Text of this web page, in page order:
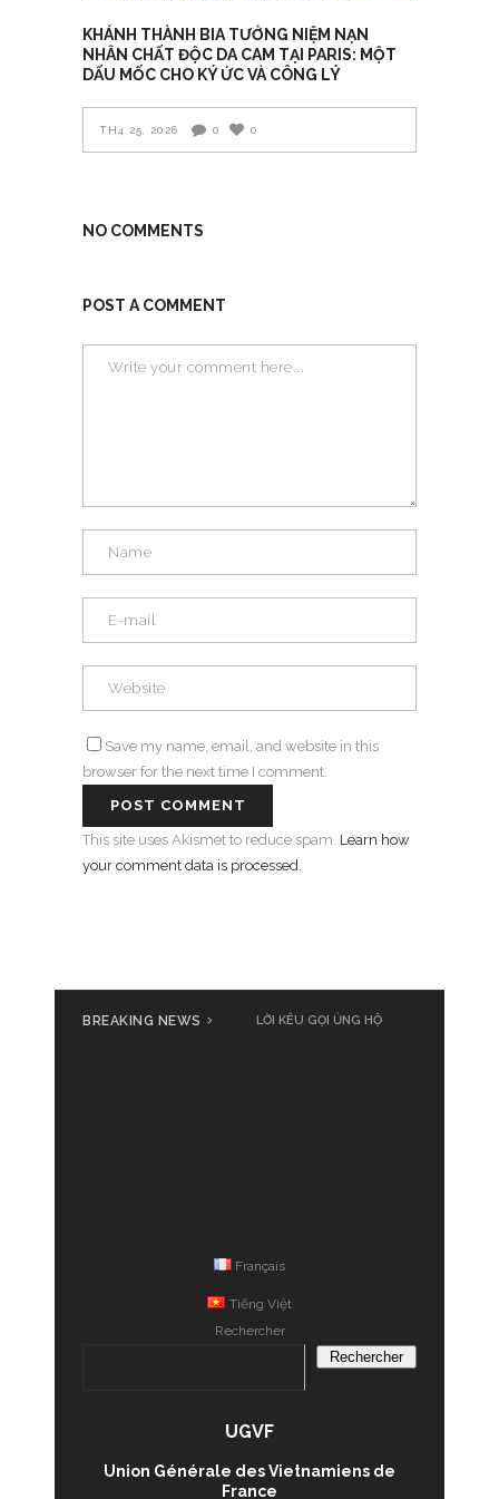
KHÁNH THÀNH BIA TƯỞNG NIỆM NẠN
NHÂN CHẤT ĐỘC DA CAM TẠI PARIS: MỘT
DẤU MỐC CHO KÝ ỨC VÀ CÔNG LÝ
TH4 25, 2026 0 0
NO COMMENTS
POST A COMMENT
Save my name, email, and website in this
browser for the next time I comment.
This site uses Akismet to reduce spam. Learn how
your comment data is processed.
BREAKING NEWS Cả nước cùng đồng loạt phát
Français
Tiếng Việt
Rechercher
Rechercher
UGVF
Union Générale des Vietnamiens de
France